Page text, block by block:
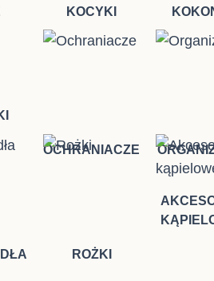
KOCYKI
OCHRANIACZE
ROŻKI